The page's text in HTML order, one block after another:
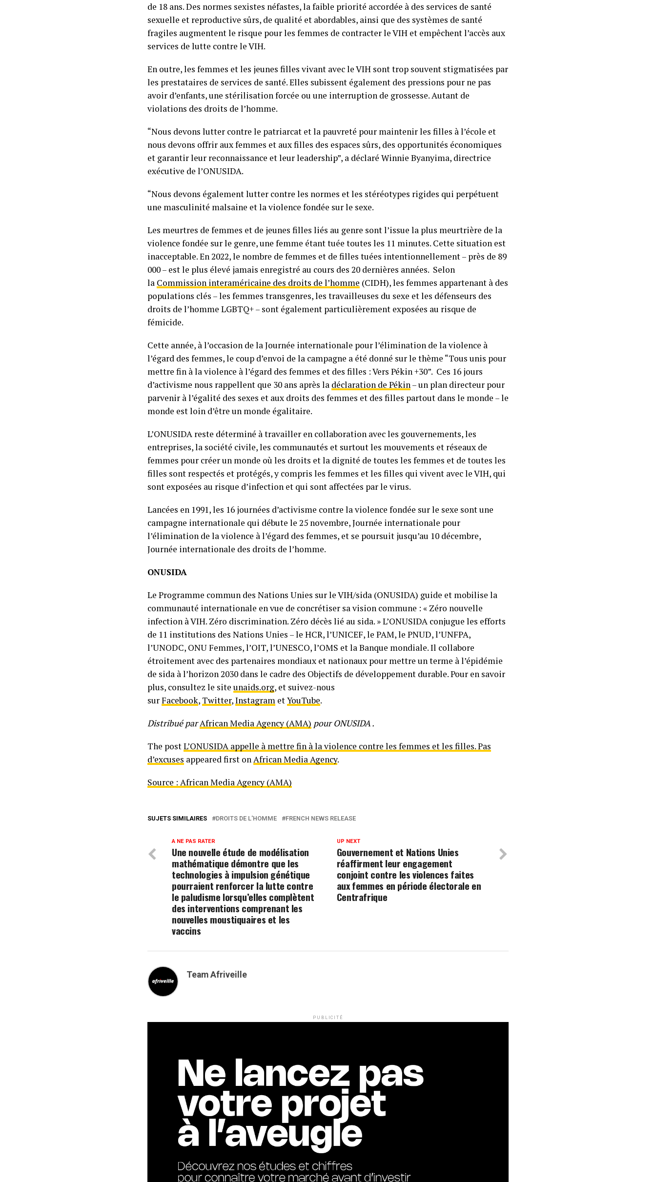
de 18 ans. Des normes sexistes néfastes, la faible priorité accordée à des services de santé
sexuelle et reproductive sûrs, de qualité et abordables, ainsi que des systèmes de santé
fragiles augmentent le risque pour les femmes de contracter le VIH et empêchent l’accès aux
services de lutte contre le VIH.
En outre, les femmes et les jeunes filles vivant avec le VIH sont trop souvent stigmatisées par
les prestataires de services de santé. Elles subissent également des pressions pour ne pas
avoir d’enfants, une stérilisation forcée ou une interruption de grossesse. Autant de
violations des droits de l’homme.
“Nous devons lutter contre le patriarcat et la pauvreté pour maintenir les filles à l’école et
nous devons offrir aux femmes et aux filles des espaces sûrs, des opportunités économiques
et garantir leur reconnaissance et leur leadership”, a déclaré Winnie Byanyima, directrice
exécutive de l’ONUSIDA.
“Nous devons également lutter contre les normes et les stéréotypes rigides qui perpétuent
une masculinité malsaine et la violence fondée sur le sexe.
Les meurtres de femmes et de jeunes filles liés au genre sont l’issue la plus meurtrière de la
violence fondée sur le genre, une femme étant tuée toutes les 11 minutes. Cette situation est
inacceptable. En 2022, le nombre de femmes et de filles tuées intentionnellement – près de 89
000 – est le plus élevé jamais enregistré au cours des 20 dernières années. Selon
la Commission interaméricaine des droits de l’homme (CIDH), les femmes appartenant à des
populations clés – les femmes transgenres, les travailleuses du sexe et les défenseurs des
droits de l’homme LGBTQ+ – sont également particulièrement exposées au risque de
fémicide.
Cette année, à l’occasion de la Journée internationale pour l’élimination de la violence à
l’égard des femmes, le coup d’envoi de la campagne a été donné sur le thème “Tous unis pour
mettre fin à la violence à l’égard des femmes et des filles : Vers Pékin +30”. Ces 16 jours
d’activisme nous rappellent que 30 ans après la déclaration de Pékin– un plan directeur pour
parvenir à l’égalité des sexes et aux droits des femmes et des filles partout dans le monde – le
monde est loin d’être un monde égalitaire.
L’ONUSIDA reste déterminé à travailler en collaboration avec les gouvernements, les
entreprises, la société civile, les communautés et surtout les mouvements et réseaux de
femmes pour créer un monde où les droits et la dignité de toutes les femmes et de toutes les
filles sont respectés et protégés, y compris les femmes et les filles qui vivent avec le VIH, qui
sont exposées au risque d’infection et qui sont affectées par le virus.
Lancées en 1991, les 16 journées d’activisme contre la violence fondée sur le sexe sont une
campagne internationale qui débute le 25 novembre, Journée internationale pour
l’élimination de la violence à l’égard des femmes, et se poursuit jusqu’au 10 décembre,
Journée internationale des droits de l’homme.
ONUSIDA
Le Programme commun des Nations Unies sur le VIH/sida (ONUSIDA) guide et mobilise la
communauté internationale en vue de concrétiser sa vision commune : « Zéro nouvelle
infection à VIH. Zéro discrimination. Zéro décès lié au sida. » L’ONUSIDA conjugue les efforts
de 11 institutions des Nations Unies – le HCR, l’UNICEF, le PAM, le PNUD, l’UNFPA,
l’UNODC, ONU Femmes, l’OIT, l’UNESCO, l’OMS et la Banque mondiale. Il collabore
étroitement avec des partenaires mondiaux et nationaux pour mettre un terme à l’épidémie
de sida à l’horizon 2030 dans le cadre des Objectifs de développement durable. Pour en savoir
plus, consultez le site unaids.org, et suivez-nous
surFacebook, Twitter,Instagram etYouTube.
Distribué parAfrican Media Agency (AMA) pour ONUSIDA .
The postL’ONUSIDA appelle à mettre fin à la violence contre les femmes et les filles. Pas
d’excuses appeared first onAfrican Media Agency.
Source : African Media Agency (AMA)
SUJETS SIMILAIRES DROITS DE L'HOMME FRENCH NEWS RELEASE
UP NEXT
Gouvernement et Nations Unies
réaffirment leur engagement
conjoint contre les violences faites
aux femmes en période électorale en
Centrafrique
A NE PAS RATER
Une nouvelle étude de modélisation
mathématique démontre que les
technologies à impulsion génétique
pourraient renforcer la lutte contre
le paludisme lorsqu’elles complètent
des interventions comprenant les
nouvelles moustiquaires et les
vaccins
Team Afriveille
PUBLICITÉ